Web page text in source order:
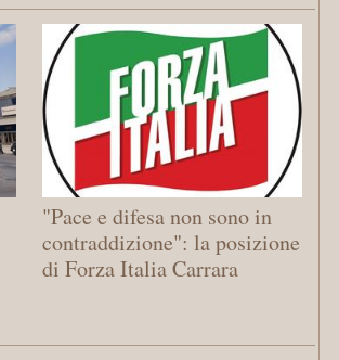
"Pace e difesa non sono in
contraddizione": la posizione
di Forza Italia Carrara